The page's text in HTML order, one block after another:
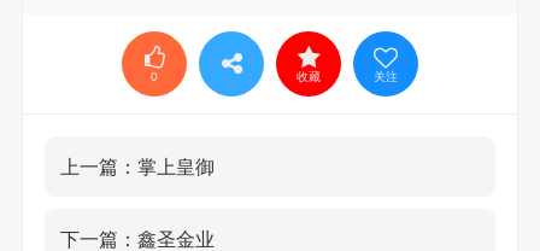
0 收藏 关注
上一篇：掌上皇御
下一篇：鑫圣金业